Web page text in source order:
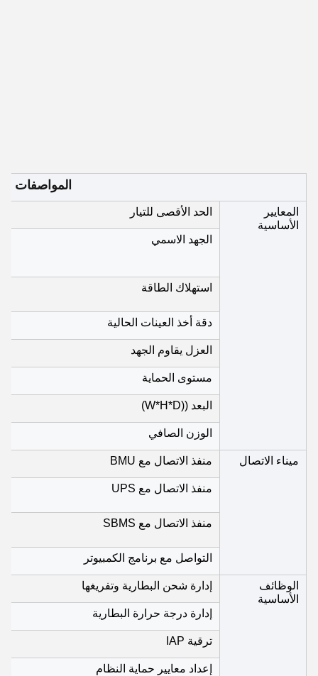
المواصفات
المعايير
الأساسية
الحد الأقصى للتيار
الجهد الاسمي
استهلاك الطاقة
دقة أخذ العينات الحالية
العزل يقاوم الجهد
مستوى الحماية
البعد ((W*H*D)
الوزن الصافي
ميناء الاتصال منفذ الاتصال مع BMU
منفذ الاتصال مع UPS
منفذ الاتصال مع SBMS
التواصل مع برنامج الكمبيوتر
الوظائف
الأساسية
إدارة شحن البطارية وتفريغها
إدارة درجة حرارة البطارية
ترقية IAP
إعداد معايير حماية النظام